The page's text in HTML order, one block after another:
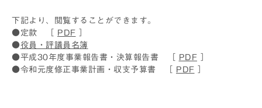
下記より、閲覧することができます。
●定款 ［
PDF
●役員・評議員名簿
●平成30年度事業報告書・決算報告書 ［
PDF
●令和元度修正事業計画・収支予算書 ［
PDF